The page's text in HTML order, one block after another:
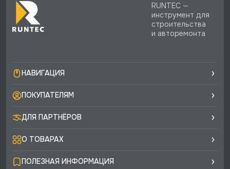
RUNTEC —
инструмент для
строительства
и авторемонта
НАВИГАЦИЯ
ПОКУПАТЕЛЯМ
ДЛЯ ПАРТНЁРОВ
О ТОВАРАХ
ПОЛЕЗНАЯ ИНФОРМАЦИЯ